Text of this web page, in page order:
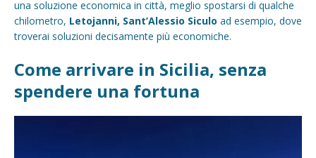
una soluzione economica in città, meglio spostarsi di qualche
chilometro, Letojanni, Sant’Alessio Siculo ad esempio, dove
troverai soluzioni decisamente più economiche.
Come arrivare in Sicilia, senza
spendere una fortuna